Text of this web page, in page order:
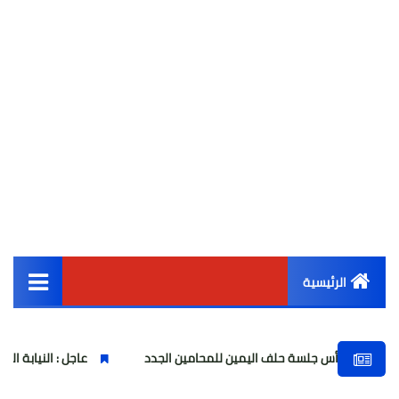
الرئيسية
أخبار مصر
حلف اليمين للمحامين الجدد عاجل : النيابة العامة تبدء